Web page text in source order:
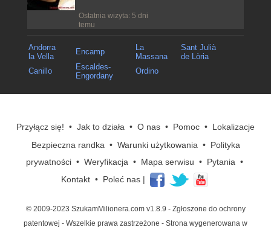
Ostatnia wizyta: 5 dni
temu
Andorra
la Vella
Encamp
La
Massana
Sant Julià
de Lòria
Canillo
Escaldes-
Engordany
Ordino
Przyłącz się! • Jak to działa • O nas • Pomoc • Lokalizacje
Bezpieczna randka • Warunki użytkowania • Polityka
prywatności• Weryfikacja • Mapa serwisu • Pytania •
Kontakt• Poleć nas|
© 2009-2023 SzukamMilionera.com v1.8.9 - Zgłoszone do ochrony
patentowej - Wszelkie prawa zastrzeżone - Strona wygenerowana w